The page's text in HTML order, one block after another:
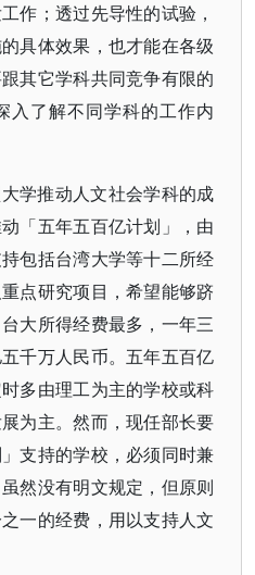
作；透过先导性的试验，
具体效果，也才能在各级
其它学科共同竞争有限的
入了解不同学科的工作内
学推动人文社会学科的成
「五年五百亿计划」，由
包括台湾大学等十二所经
点研究项目，希望能够跻
大所得经费最多，一年三
千万人民币。五年五百亿
多由理工为主的学校或科
为主。然而，现任部长要
支持的学校，必须同时兼
然没有明文规定，但原则
一的经费，用以支持人文